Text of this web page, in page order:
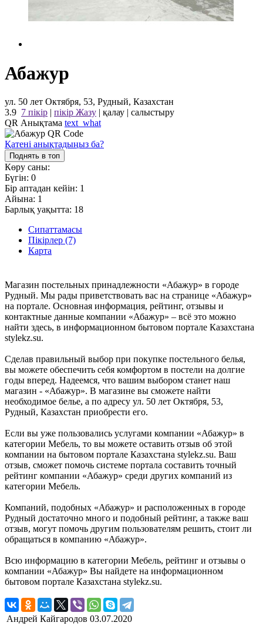
Абажур
ул. 50 лет Октября, 53, Рудный, Казахстан
3.9 7 пікір | пікір Жазу | қалау | салыстыру
QR Анықтама text_what
Қатені анықтадыңыз ба?
Поднять в топ
Көру саны:
Бүгін: 0
Бір аптадан кейін: 1
Айына: 1
Барлық уақытта: 18
Сипаттамасы
Пікірлер (7)
Карта
Магазин постельных принадлежности «Абажур» в городе
Рудный. Мы рады приветствовать вас на странице «Абажур»
на портале. Основная информация, рейтинг, отзывы и
контактные данные компании «Абажур» – всё это можно
найти здесь, в информационном бытовом портале Казахстана
stylekz.su.
Сделав правильный выбор при покупке постельного белья,
вы можете обеспечить себя комфортом в постели на долгие
годы вперед. Надеемся, что вашим выбором станет наш
магазин - «Абажур». В магазине вы сможете найти
необходимое белье, а по адресу ул. 50 лет Октября, 53,
Рудный, Казахстан приобрести его.
Если вы уже пользовались услугами компании «Абажур» в
категории Мебель, то вы можете оставить отзыв об этой
компании на бытовом портале Казахстана stylekz.su. Ваш
отзыв, сможет помочь системе портала составить точный
рейтинг компании «Абажур» среди других компаний из
категории Мебель.
Компаний, подобных «Абажур» и расположенных в городе
Рудный достаточно много и подобный рейтинг, а также ваш
отзыв, могут помочь другим пользователям решить, стоит ли
обращаться в компанию «Абажур».
Всю информацию в категории Мебель, рейтинг и отзывы о
компании «Абажур» Вы найдете на информационном
бытовом портале Казахстана stylekz.su.
Андрей Кайгародов 03.07.2020